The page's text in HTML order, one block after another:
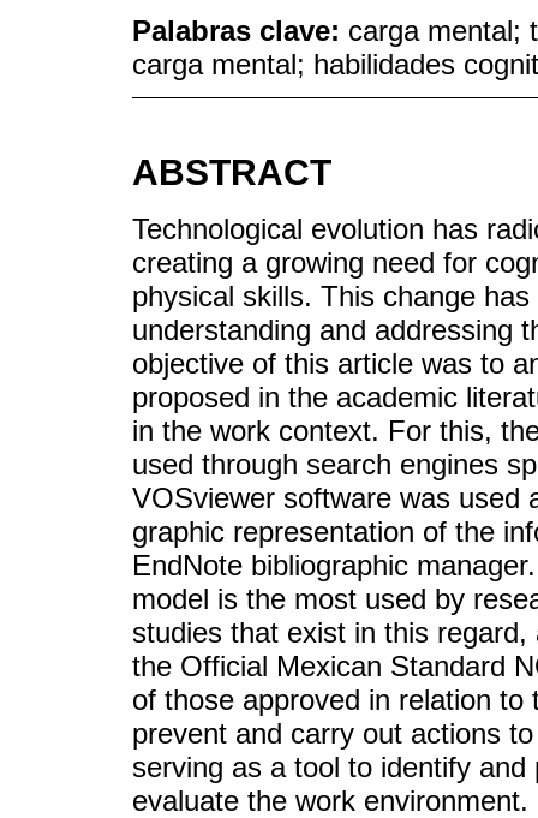
Palabras clave: carga mental;
carga mental; habilidades
ABSTRACT
Technological evolution has
creating a growing need for
physical skills. This change
understanding and addressing
objective of this article was to
proposed in the academic
in the work context. For this,
used through search engines
VOSviewer software was used
graphic representation of the
EndNote bibliographic
model is the most used by
studies that exist in this
the Official Mexican Standard
of those approved in relation
prevent and carry out actions
serving as a tool to identify
evaluate the work environment.